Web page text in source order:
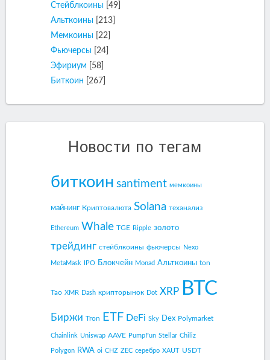
Стейблкоины [49]
Альткоины
[213]
Мемкоины
[22]
Фьючерсы
[24]
Эфириум
[58]
Биткоин
[267]
Новости по тегам
биткоин santiment мемкоины
майнинг Криптовалюта Solana теханализ
Ethereum Whale TGE Ripple золото
трейдинг стейблкоины фьючерсы Nexo
MetaMask IPO Блокчейн Monad Альткоины ton
Tao XMR Dash крипторынок Dot XRP BTC
Биржи Tron ETF DeFi Sky Dex Polymarket
Chainlink Uniswap AAVE PumpFun Stellar Chiliz
Polygon RWA oi CHZ ZEC серебро XAUT USDT